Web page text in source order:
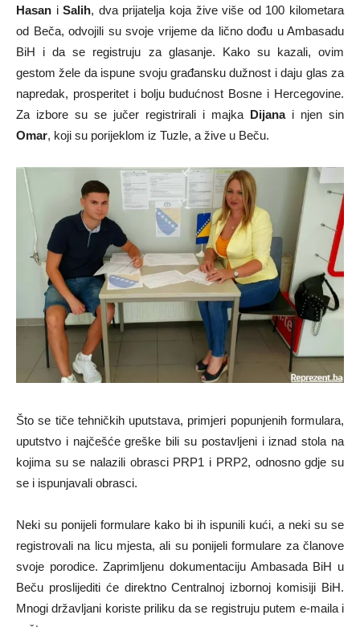
Hasan iSalih, dva prijatelja koja žive više od 100 kilometara
od Beča, odvojili su svoje vrijeme da lično dođu u Ambasadu
BiH i da se registruju za glasanje. Kako su kazali, ovim
gestom žele da ispune svoju građansku dužnost i daju glas za
napredak, prosperitet i bolju budućnost Bosne i Hercegovine.
Za izbore su se jučer registrirali i majka Dijanai njen sin
Omar, koji su porijeklom iz Tuzle, a žive u Beču.
Što se tiče tehničkih uputstava, primjeri popunjenih formulara,
uputstvo i najčešće greške bili su postavljeni i iznad stola na
kojima su se nalazili obrasci PRP1 i PRP2, odnosno gdje su
se i ispunjavali obrasci.
Neki su ponijeli formulare kako bi ih ispunili kući, a neki su se
registrovali na licu mjesta, ali su ponijeli formulare za članove
svoje porodice. Zaprimljenu dokumentaciju Ambasada BiH u
Beču proslijediti će direktno Centralnoj izbornoj komisiji BiH.
Mnogi državljani koriste priliku da se registruju putem e-maila i